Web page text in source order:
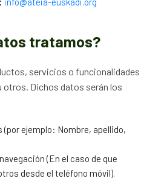
tratamos?
servicios o funcionalidades
Dichos datos serán los
ejemplo: Nombre, apellido,
(En el caso de que
desde el teléfono móvil).